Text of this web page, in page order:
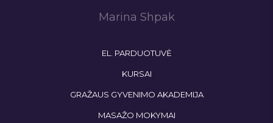
Marina Shpak
EL. PARDUOTUVĖ
KURSAI
GRAŽAUS GYVENIMO AKADEMIJA
MASAŽO MOKYMAI